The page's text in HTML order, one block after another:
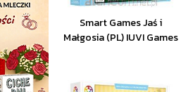
Smart Games Jaś i
Małgosia (PL) IUVI Games